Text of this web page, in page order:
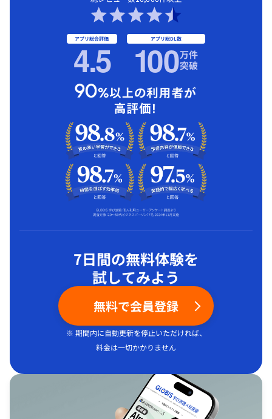
アプリ総合評価
4.5 アプリ総DL数
100万件
突破
7日間の無料体験を
試してみよう
無料で会員登録
※ 期間内に自動更新を停止いただければ、
料金は一切かかりません